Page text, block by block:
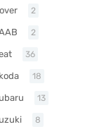
2
2
36
18
13
8